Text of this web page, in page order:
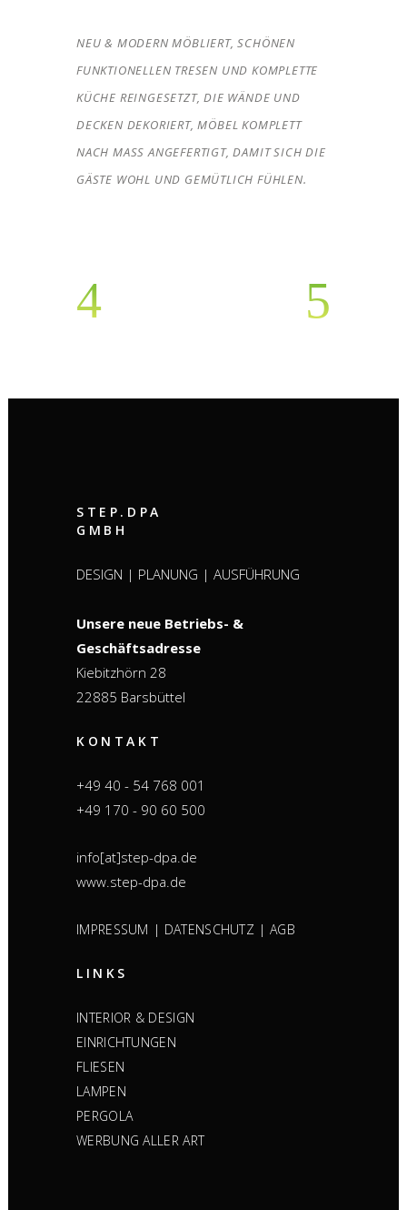
NEU & MODERN MÖBLIERT, SCHÖNEN
FUNKTIONELLEN TRESEN UND KOMPLETTE
KÜCHE REINGESETZT, DIE WÄNDE UND
DECKEN DEKORIERT, MÖBEL KOMPLETT
NACH MASS ANGEFERTIGT, DAMIT SICH DIE G
ÄSTE WOHL UND GEMÜTLICH FÜHLEN.
STEP.DPA
GMBH
DESIGN | PLANUNG | AUSFÜHRUNG
Unsere neue Betriebs- &
Geschäftsadresse
Kiebitzhörn 28
22885 Barsbüttel
KONTAKT
+49 40 - 54 768 001
+49 170 - 90 60 500
info[at]step-dpa.de
www.step-dpa.de
IMPRESSUM | DATENSCHUTZ |AGB
LINKS
INTERIOR & DESIGN
EINRICHTUNGEN
FLIESEN
LAMPEN
PERGOLA
WERBUNG ALLER ART